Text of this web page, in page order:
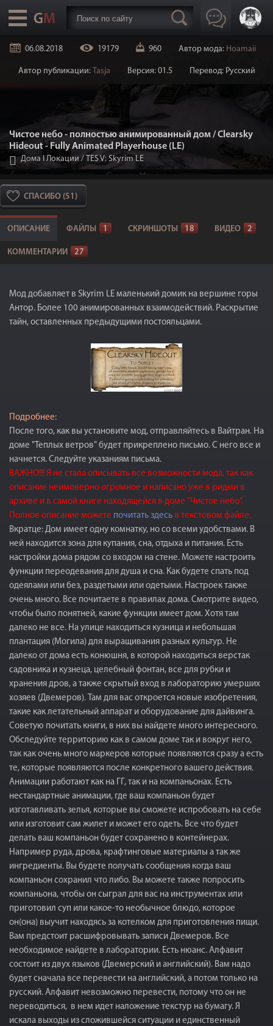
06.08.2018 19179 960 Автор мода: Hoamaii
Автор публикации: Tasja Версия: 01.5 Перевод: Русский
Чистое небо - полностью анимированный дом / Clearsky
Hideout - Fully Animated Playerhouse (LE)
Дома I Локации/ TES V: Skyrim LE
СПАСИБО (51)
ОПИСАНИЕ ФАЙЛЫ 1 СКРИНШОТЫ 18 ВИДЕО 2
КОММЕНТАРИИ 27
Мод добавляет в Skyrim LE маленький домик на вершине горы
Антор. Более 100 анимированных взаимодействий. Раскрытие
тайн, оставленных предыдущими постояльцами.
Подробнее:
После того, как вы установите мод, отправляйтесь в Вайтран. На
доме "Теплых ветров" будет прикреплено письмо. С него все и
начнется. Следуйте указаниям письма.
ВАЖНО!!! Я не стала описывать все возможности мода, так как
описание неимоверно огромное и написано уже в ридми в
архиве и в самой книге находящейся в доме "Чистое небо".
Полное описание можете почитать здесь в текстовом файле.
Вкратце: Дом имеет одну комнатку, но со всеми удобствами. В
ней находится зона для купания, сна, отдыха и питания. Есть
настройки дома рядом со входом на стене. Можете настроить
функции переодевания для душа и сна. Как будете спать под
одеялами или без, раздетыми или одетыми. Настроек также
очень много. Все почитаете в правилах дома. Смотрите видео,
чтобы было понятней, какие функции имеет дом. Хотя там
далеко не все. На улице находиться кузница и небольшая
плантация (Могила) для выращивания разных культур. Не
далеко от дома есть конюшня, в которой находиться верстак
садовника и кузнеца, целебный фонтан, все для рубки и
хранения дров, а также скрытый вход в лабораторию умерших
хозяев (Двемеров). Там для вас откроется новые изобретения,
такие как летательный аппарат и оборудование для дайвинга.
Советую почитать книги, в них вы найдете много интересного.
Обследуйте территорию как в самом доме так и вокруг него,
так как очень много маркеров которые появляются сразу а есть
те, которые появляются после конкретного вашего действия.
Анимации работают как на ГГ, так и на компаньонах. Есть
нестандартные анимации, где ваш компаньон будет
изготавливать зелья, которые вы сможете испробовать на себе
или изготовит сам жилет и может его одеть. Все что будет
делать ваш компаньон будет сохранено в контейнерах.
Например руда, дрова, крафтинговые материалы а так же
ингредиенты. Вы будете получать сообщения когда ваш
компаньон сохранил что либо. Вы можете также попросить
компаньона, чтобы он сыграл для вас на инструментах или
приготовил суп или какое-то необычное блюдо, которое
он(она) выучит находясь за котелком для приготовления пищи.
Вам предстоит расшифровывать записи Двемеров. Все
необходимое найдете в лаборатории. Есть нюанс. Алфавит
состоит из двух языков (Двемерский и английский). Вам надо
будет сначала все перевести на английский, а потом только на
русский. Алфавит невозможно перевести, потому что он не
переводиться, в нем идет наложение текстур на бумагу. Я
искала выходы из сложившейся ситуации и единственный